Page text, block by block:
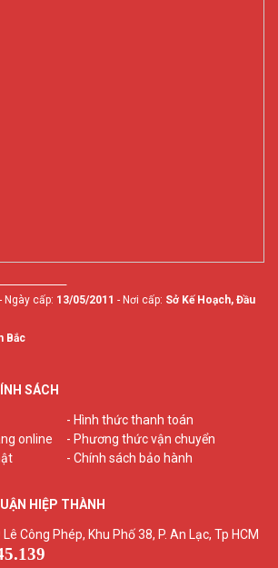
- Ngày cấp: 13/05/2011 - Nơi cấp: Sở Kế Hoạch, Đầu
Bắc
SÁCH
- Hình thức thanh toán
online
- Phương thức vận chuyển
- Chính sách bảo hành
HIỆP THÀNH
Công Phép, Khu Phố 38, P. An Lạc, Tp HCM